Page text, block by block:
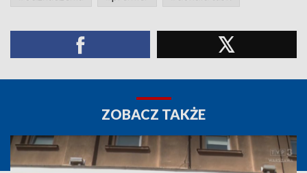
ZOBACZ TAKŻE